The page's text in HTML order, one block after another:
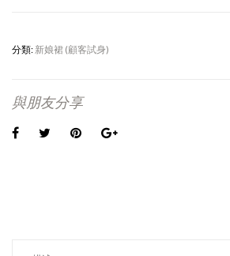
分類: 新娘裙 (顧客試身)
與朋友分享